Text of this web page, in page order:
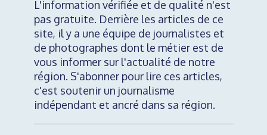
L'information vérifiée et de qualité n'est
pas gratuite. Derrière les articles de ce
site, il y a une équipe de journalistes et
de photographes dont le métier est de
vous informer sur l'actualité de notre
région. S'abonner pour lire ces articles,
c'est soutenir un journalisme
indépendant et ancré dans sa région.